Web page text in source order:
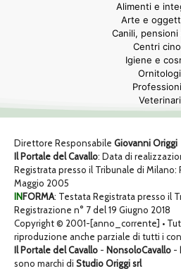
Alimenti e
Arte e
Canili,
Centri
Igiene e
Direttore Responsabile Giovanni Origgi
Il Portale del Cavallo: Data di
Registrata presso il Tribunale di Milano:
Maggio 2005
INFORMA: Testata Registrata presso il
Registrazione n° 7 del 19 Giugno 2018
Copyright © 2001-[anno_corrente] •
riproduzione anche parziale di tutti i
Il Portale del Cavallo - NonsoloCavallo -
sono marchi di Studio Origgi srl